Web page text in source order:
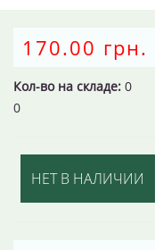
170.00 грн.
Кол-во на складе: 0
0
НЕТ В НАЛИЧИИ